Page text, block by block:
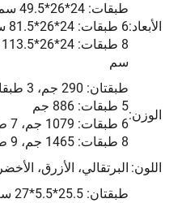
الأبعاد:
طبقات: 24*26*49.5 سم، 5 طبقات: 24*26*65.5 سم
6 طبقات: 24*26*81.5 سم، 7 طبقات: 24*26*97.5 سم
سم
الوزن:
5 طبقات: 886 جم
6 طبقات: 1079 جم، 7 طبقات: 1272 جم
8 طبقات: 1465 جم، 9 طبقات: 1658 جم
اللون: البرتقالي، الأزرق، الأخضر